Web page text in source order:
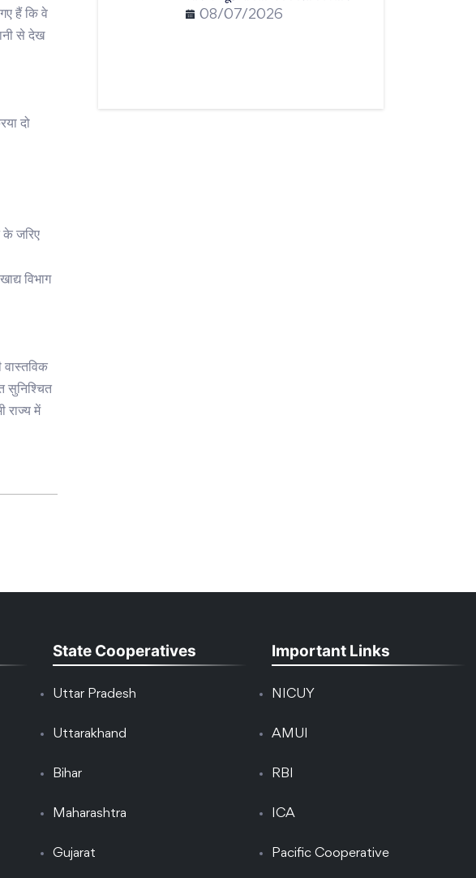
हैं कि वे
से देख
दो
के जरिए
विभाग
वास्तविक
सुनिश्चित
राज्य में
08/07/2026
State Cooperatives
Uttar Pradesh
Uttarakhand
Bihar
Maharashtra
Gujarat
Important Links
NICUY
AMUI
RBI
ICA
Pacific Cooperative